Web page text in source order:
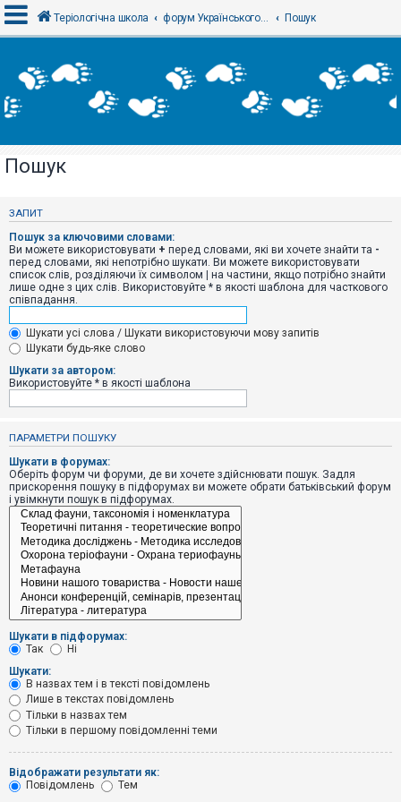
х
і
Р
с
р
а
ц
і
я
Т
е
м
и
б
і
п
о
в
і
д
в
н
т
е
м
и
о
ш
Теріологічна школа форум Українського теріологічного товариства Пошук
Пошук
ЗАПИТ
Пошук за ключовими словами:
Ви можете використовувати + перед словами, які ви хочете знайти та -
перед словами, які непотрібно шукати. Ви можете використовувати
список слів, розділяючи їх символом | на частини, якщо потрібно знайти
лише одне з цих слів. Використовуйте * в якості шаблона для часткового
співпадання.
Шукати усі слова / Шукати використовуючи мову запитів
Шукати будь-яке слово
Шукати за автором:
Використовуйте * в якості шаблона
ПАРАМЕТРИ ПОШУКУ
Шукати в форумах:
Оберіть форум чи форуми, де ви хочете здійснювати пошук. Задля
прискорення пошуку в підфорумах ви можете обрати батьківський форум
і увімкнути пошук в підфорумах.
Шукати в підфорумах:
Так
Ні
Шукати:
В назвах тем і в тексті повідомлень
Лише в текстах повідомлень
Тільки в назвах тем
Тільки в першому повідомленні теми
Відображати результати як:
Повідомлень
Тем